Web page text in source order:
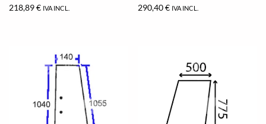
218,89€ IVA INCL. 290,40€ IVA INCL.